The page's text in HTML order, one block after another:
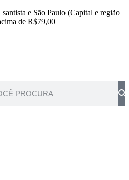
e São Paulo (Capital e região
de R$79,00